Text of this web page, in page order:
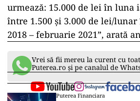
urmează: 15.000 de lei în luna
între 1.500 şi 3.000 de lei/
2018 – februarie 2021”, arată
Vrei să fii mereu la curent cu
Puterea.ro și pe canalul de
Puterea Financiara